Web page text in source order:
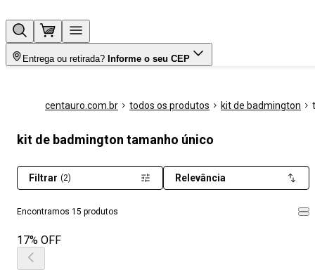
Entrega ou retirada? Informe o seu CEP
centauro.com.br todos os produtos kit de badmington
kit de badmington tamanho único
Encontramos 15 produtos
Filtrar (2) Relevância
17% OFF